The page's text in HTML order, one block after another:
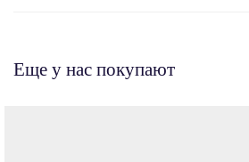
Еще у нас покупают